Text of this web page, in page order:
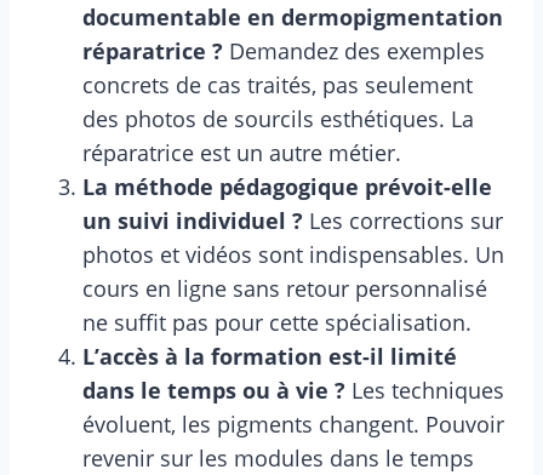
documentable en dermopigmentation
réparatrice ? Demandez des exemples
concrets de cas traités, pas seulement
des photos de sourcils esthétiques. La
réparatrice est un autre métier.
La méthode pédagogique prévoit-elle
un suivi individuel ? Les corrections sur
photos et vidéos sont indispensables. Un
cours en ligne sans retour personnalisé
ne suffit pas pour cette spécialisation.
L’accès à la formation est-il limité
dans le temps ou à vie ? Les techniques
évoluent, les pigments changent. Pouvoir
revenir sur les modules dans le temps